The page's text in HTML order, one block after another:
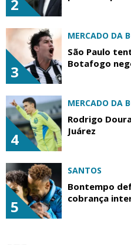
2
3
MERCADO DA
São Paulo
Botafogo
4
MERCADO DA
Rodrigo
Juárez
5
SANTOS
Bontempo
cobrança